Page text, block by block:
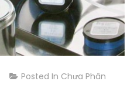
On
Posted In Chưa Phân